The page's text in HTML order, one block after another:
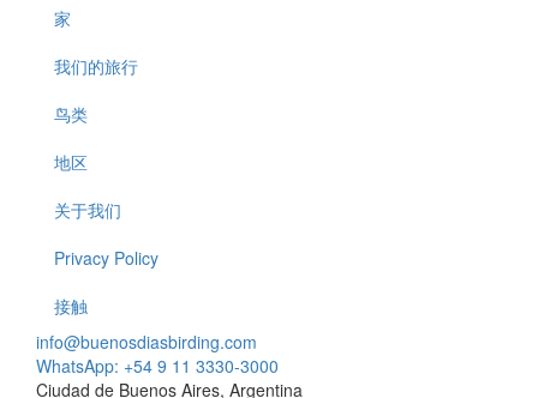
Footer
家
我们的旅行
鸟类
地区
关于我们
Privacy Policy
接触
info@buenosdiasbirding.com
WhatsApp: +54 9 11 3330-3000
Ciudad de Buenos Aires, Argentina